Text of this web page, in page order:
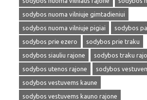
sodybos nuoma vilniuje gimtadieniui
sodybos nuoma vilniuje pigiai
sodybos
sodybos prie ezero
sodybos prie traku
sodybos siauliu rajone
sodybos traku
sodybos utenos rajone
sodybos
sodybos vestuvems kaune
sodybos vestuvems kauno rajone